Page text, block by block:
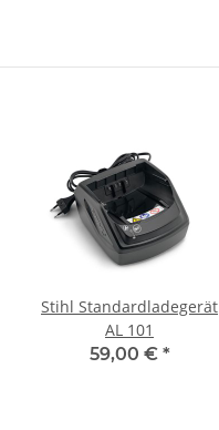
Stihl Standardladegerät
AL 101
59,00 € *